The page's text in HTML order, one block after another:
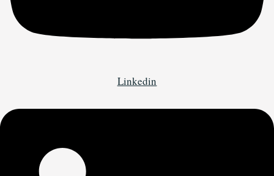
Linkedin